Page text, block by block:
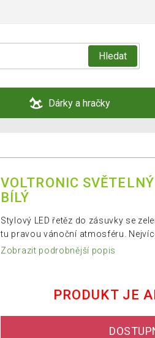
Hledat
Dárky a hračky
VOLTRONIC
BÍLÝ
Stylový LED řetěz do zásuvky se
tu pravou vánoční atmosféru.
Zobrazit podrobnější popis
PRODUKT JE